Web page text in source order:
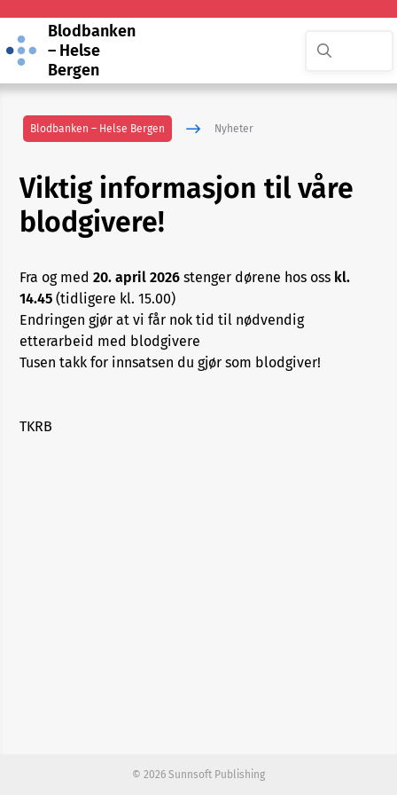
Blodbanken
– Helse
Bergen
Blodbanken – Helse Bergen Nyheter
Viktig informasjon til våre
blodgivere!
Fra og med20. april 2026stenger dørene hos oss kl.
14.45(tidligere kl. 15.00)
Endringen gjør at vi får nok tid til nødvendig
etterarbeid med blodgivere
Tusen takk for innsatsen du gjør som blodgiver!
TKRB
© 2026 Sunnsoft Publishing